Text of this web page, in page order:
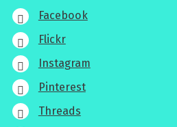
Facebook
Flickr
Instagram
Pinterest
Threads